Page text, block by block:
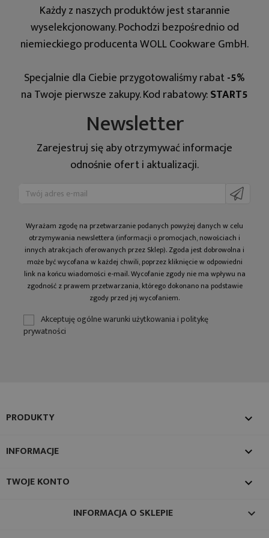
Każdy z naszych produktów jest starannie
wyselekcjonowany. Pochodzi bezpośrednio od
niemieckiego producenta WOLL Cookware GmbH.
Specjalnie dla Ciebie przygotowaliśmy rabat-5%
na Twoje pierwsze zakupy. Kod rabatowy:START5
Newsletter
Zarejestruj się aby otrzymywać informacje
odnośnie ofert i aktualizacji.
Wyrażam zgodę na prze­twa­rza­nie po­da­nych powyżej danych w celu
otrzy­my­wa­nia newslettera (informacji o promocjach, nowościach i
innych atrakcjach oferowanych przez Sklep). Zgoda jest dobrowolna i
może być wycofana w każdej chwili, poprzez kliknięcie w odpowiedni
link na końcu wiadomości e-mail. Wycofanie zgody nie ma wpływu na
zgodność z prawem przetwarzania, którego dokonano na podstawie
zgody przed jej wycofaniem.
Akceptuję ogólne warunki użytkowania i politykę
prywatności
PRODUKTY 
INFORMACJE 
TWOJE KONTO 
INFORMACJA O SKLEPIE keyboard_arrow_down